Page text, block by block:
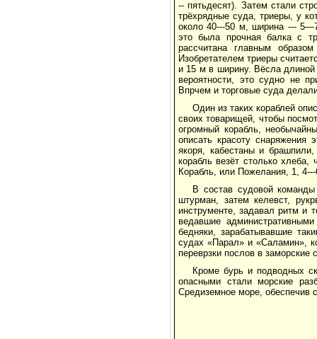
-- пятьдесят). Затем стали
трёхрядные суда, триеры, у
около 40---50 м, ширина ---
это была прочная балка с
рассчитана главным
Изобретателем триеры
и 15 м в ширину. Вёсла длиной
вероятности, это судно не
Впрчем и торговые суда
Один из таких кораблей
своих товарищей, чтобы
огромный корабль,
описать красоту снаряжения
якоря, кабестаны и
корабль везёт столько
Корабль, или Пожелания, 1,
В состав судовой
штурман, затем келевст,
инструменте, задавал ритм и
ведавшие
бедняки, зарабатывавшие
судах «Парал» и «Саламин»,
переврзки послов в заморские
Кроме бурь и подводных
опасными стали морские
Средиземное море, обеспечив